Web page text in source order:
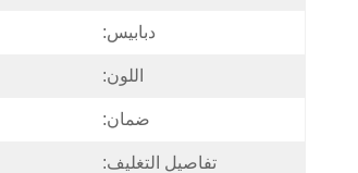
دبابيس:
اللون:
ضمان:
تفاصيل التغليف: